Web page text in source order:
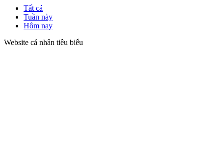
Tất cả
Tuần này
Hôm nay
Website cá nhân tiêu biểu